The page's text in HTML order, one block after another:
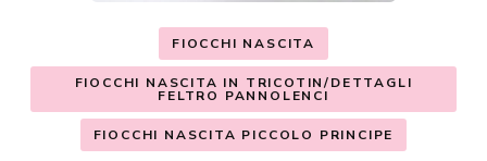
FIOCCHI NASCITA
FIOCCHI NASCITA IN TRICOTIN/DETTAGLI
FELTRO PANNOLENCI
FIOCCHI NASCITA PICCOLO PRINCIPE